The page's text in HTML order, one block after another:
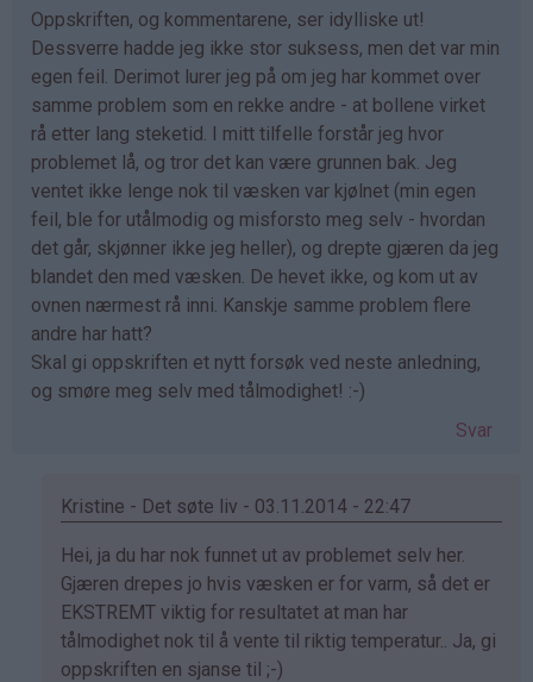
Oppskriften, og kommentarene, ser idylliske ut!
Dessverre hadde jeg ikke stor suksess, men det var min
egen feil. Derimot lurer jeg på om jeg har kommet over
samme problem som en rekke andre - at bollene virket
rå etter lang steketid. I mitt tilfelle forstår jeg hvor
problemet lå, og tror det kan være grunnen bak. Jeg
ventet ikke lenge nok til væsken var kjølnet (min egen
feil, ble for utålmodig og misforsto meg selv - hvordan
det går, skjønner ikke jeg heller), og drepte gjæren da jeg
blandet den med væsken. De hevet ikke, og kom ut av
ovnen nærmest rå inni. Kanskje samme problem flere
andre har hatt?
Skal gi oppskriften et nytt forsøk ved neste anledning,
og smøre meg selv med tålmodighet! :-)
Svar
Kristine - Det søte liv - 03.11.2014 - 22:47
Som
svar
på
av
Eli
Hei, ja du har nok funnet ut av problemet selv her.
Gjæren drepes jo hvis væsken er for varm, så det er
EKSTREMT viktig for resultatet at man har
tålmodighet nok til å vente til riktig temperatur.. Ja, gi
oppskriften en sjanse til ;-)